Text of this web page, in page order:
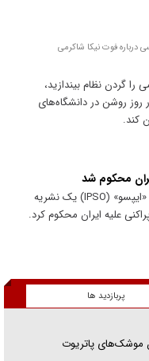
درباره فوت نیکا شاکرمی
گردن نظام بیندازید،
روز روشن در دانشگاه‌های
کند.
محکوم شد
نهاد ناظر بر عملکرد مطبوعات انگلیس موسوم به «ایپسو» (IPSO) یک نشریه
علیه ایران محکوم کرد.
پربازدید ها
موشک‌های پاتریوت